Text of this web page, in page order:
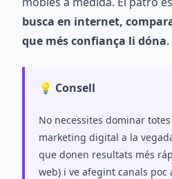
busca en internet,
que més confiança li dóna.
💡 Consell
No necessites dominar
marketing digital a la
que donen resultats més
web) i ve afegint canals poc